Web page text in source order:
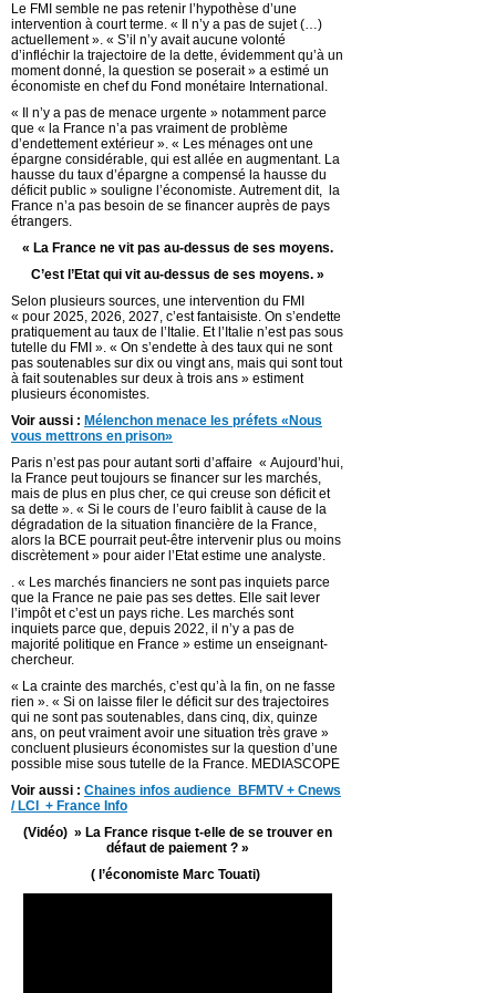
Le FMI semble ne pas retenir l’hypothèse d’une
intervention à court terme. « Il n’y a pas de sujet (…)
actuellement ». « S’il n’y avait aucune volonté
d’infléchir la trajectoire de la dette, évidemment qu’à un
moment donné, la question se poserait » a estimé un
économiste en chef du Fond monétaire International.
« Il n’y a pas de menace urgente » notamment parce
que « la France n’a pas vraiment de problème
d’endettement extérieur ». « Les ménages ont une
épargne considérable, qui est allée en augmentant. La
hausse du taux d’épargne a compensé la hausse du
déficit public » souligne l’économiste. Autrement dit, la
France n’a pas besoin de se financer auprès de pays
étrangers.
« La France ne vit pas au-dessus de ses moyens.
C’est l’Etat qui vit au-dessus de ses moyens. »
Selon plusieurs sources, une intervention du FMI
« pour 2025, 2026, 2027, c’est fantaisiste. On s’endette
pratiquement au taux de l’Italie. Et l’Italie n’est pas sous
tutelle du FMI ». « On s’endette à des taux qui ne sont
pas soutenables sur dix ou vingt ans, mais qui sont tout
à fait soutenables sur deux à trois ans » estiment
plusieurs économistes.
Voir aussi : Mélenchon menace les préfets «Nous
vous mettrons en prison»
Paris n’est pas pour autant sorti d’affaire « Aujourd’hui,
la France peut toujours se financer sur les marchés,
mais de plus en plus cher, ce qui creuse son déficit et
sa dette ». « Si le cours de l’euro faiblit à cause de la
dégradation de la situation financière de la France,
alors la BCE pourrait peut-être intervenir plus ou moins
discrètement » pour aider l’Etat estime une analyste.
. « Les marchés financiers ne sont pas inquiets parce
que la France ne paie pas ses dettes. Elle sait lever
l’impôt et c’est un pays riche. Les marchés sont
inquiets parce que, depuis 2022, il n’y a pas de
majorité politique en France » estime un enseignant-
chercheur.
« La crainte des marchés, c’est qu’à la fin, on ne fasse
rien ». « Si on laisse filer le déficit sur des trajectoires
qui ne sont pas soutenables, dans cinq, dix, quinze
ans, on peut vraiment avoir une situation très grave »
concluent plusieurs économistes sur la question d’une
possible mise sous tutelle de la France. MEDIASCOPE
Voir aussi : Chaines infos audience BFMTV + Cnews
/ LCI + France Info
(Vidéo) » La France risque t-elle de se trouver en
défaut de paiement ? »
( l’économiste Marc Touati)